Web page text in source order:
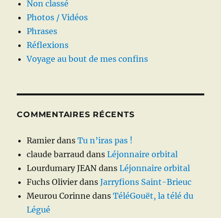
Non classé
Photos / Vidéos
Phrases
Réflexions
Voyage au bout de mes confins
COMMENTAIRES RÉCENTS
Ramier dansTu n’iras pas !
claude barraud dansLéjonnaire orbital
Lourdumary JEAN dansLéjonnaire orbital
Fuchs Olivier dansJarryfions Saint-Brieuc
Meurou Corinne dansTéléGouët, la télé du
Légué